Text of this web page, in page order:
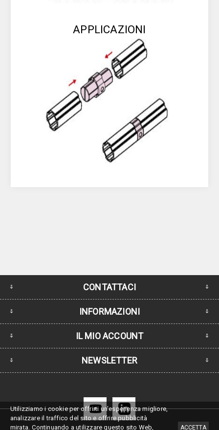
APPLICAZIONI
CONTATTACI
INFORMAZIONI
IL MIO ACCOUNT
NEWSLETTER
Utilizziamo i cookie per offrirti un'esperienza migliore,
analizzare il traffico del sito e offrire pubblicità
mirata. Continuando a utilizzare questo sito Web, ACCETTA